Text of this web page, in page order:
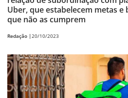
Uber, que estabelecem metas e
que não as cumprem
Redação |20/10/2023